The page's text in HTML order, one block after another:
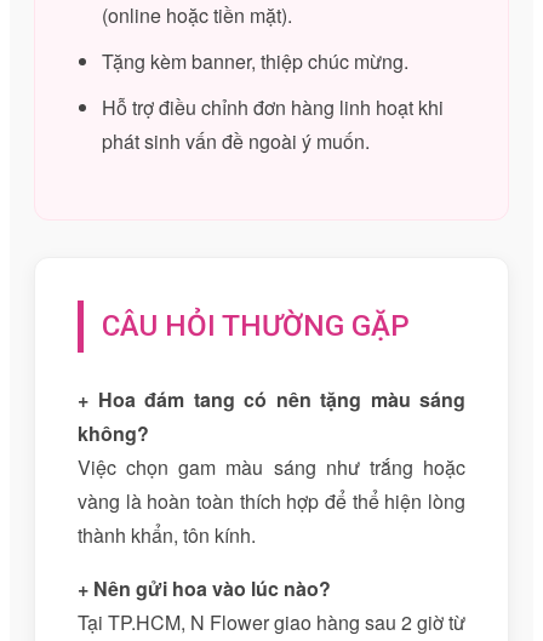
(online hoặc tiền mặt).
Tặng kèm banner, thiệp chúc mừng.
Hỗ trợ điều chỉnh đơn hàng linh hoạt khi
phát sinh vấn đề ngoài ý muốn.
CÂU HỎI THƯỜNG GẶP
+ Hoa đám tang có nên tặng màu sáng
không?
Việc chọn gam màu sáng như trắng hoặc
vàng là hoàn toàn thích hợp để thể hiện lòng
thành khẩn, tôn kính.
+ Nên gửi hoa vào lúc nào?
Tại TP.HCM, N Flower giao hàng sau 2 giờ từ